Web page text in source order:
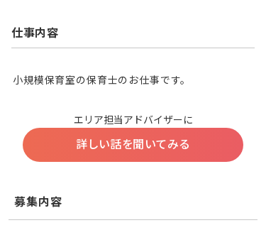
仕事内容
小規模保育室の保育士のお仕事です。
エリア担当アドバイザーに
詳しい話を聞いてみる
募集内容